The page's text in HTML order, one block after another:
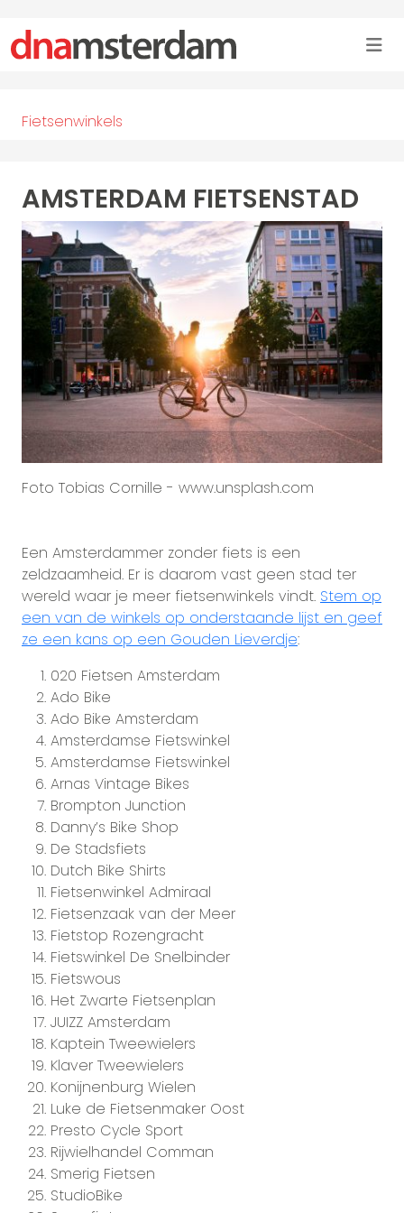
Fietsenwinkels
AMSTERDAM FIETSENSTAD
Foto Tobias Cornille - www.unsplash.com
Een Amsterdammer zonder fiets is een
zeldzaamheid. Er is daarom vast geen stad ter
wereld waar je meer fietsenwinkels vindt. Stem op
een van de winkels op onderstaande lijst en geef
ze een kans op een Gouden Lieverdje:
020 Fietsen Amsterdam
Ado Bike
Ado Bike Amsterdam
Amsterdamse Fietswinkel
Amsterdamse Fietswinkel
Arnas Vintage Bikes
Brompton Junction
Danny’s Bike Shop
De Stadsfiets
Dutch Bike Shirts
Fietsenwinkel Admiraal
Fietsenzaak van der Meer
Fietstop Rozengracht
Fietswinkel De Snelbinder
Fietswous
Het Zwarte Fietsenplan
JUIZZ Amsterdam
Kaptein Tweewielers
Klaver Tweewielers
Konijnenburg Wielen
Luke de Fietsenmaker Oost
Presto Cycle Sport
Rijwielhandel Comman
Smerig Fietsen
StudioBike